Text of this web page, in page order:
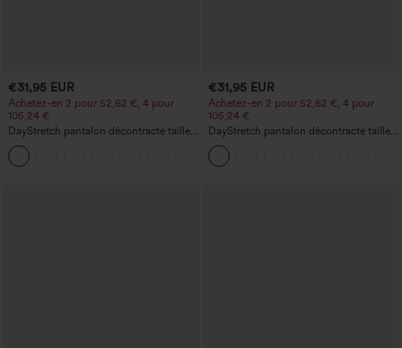
€31,95 EUR
Achetez-en 2 pour 52,62 €, 4 pour
105,24 €
DayStretch pantalon décontracté taille
haute à jambe en forme de tonneau
avec poches
€31,95 EUR
Achetez-en 2 pour 52,62 €, 4 pour
105,24 €
DayStretch pantalon décontracté taille
haute avec poches et coupe droite